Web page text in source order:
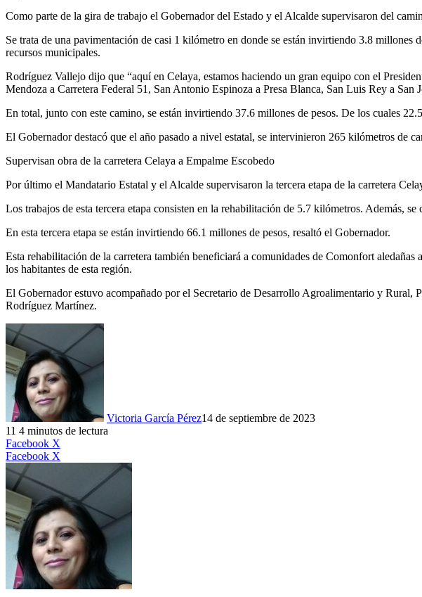
Como parte de la gira de trabajo el Gobernador del Estado y el Alcalde supervisaron del
Se trata de una pavimentación de casi 1 kilómetro en donde se están invirtiendo 3.8
recursos municipales.
Rodríguez Vallejo dijo que “aquí en Celaya, estamos haciendo un gran equipo con el
Mendoza a Carretera Federal 51, San Antonio Espinoza a Presa Blanca, San Luis Rey a
En total, junto con este camino, se están invirtiendo 37.6 millones de pesos. De los cuales
El Gobernador destacó que el año pasado a nivel estatal, se intervinieron 265 kilómetros de
Supervisan obra de la carretera Celaya a Empalme Escobedo
Por último el Mandatario Estatal y el Alcalde supervisaron la tercera etapa de la carretera
Los trabajos de esta tercera etapa consisten en la rehabilitación de 5.7 kilómetros. Además,
En esta tercera etapa se están invirtiendo 66.1 millones de pesos, resaltó el Gobernador.
Esta rehabilitación de la carretera también beneficiará a comunidades de Comonfort
los habitantes de esta región.
El Gobernador estuvo acompañado por el Secretario de Desarrollo Agroalimentario y
Rodríguez Martínez.
Victoria García Pérez14 de septiembre de 2023
11 4 minutos de lectura
Facebook X
Facebook X
electrónico